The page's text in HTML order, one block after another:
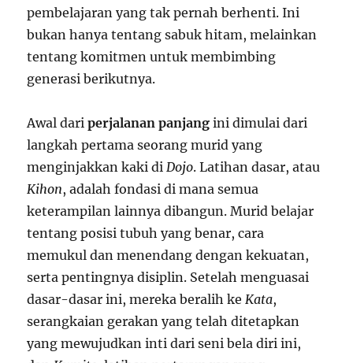
pembelajaran yang tak pernah berhenti. Ini
bukan hanya tentang sabuk hitam, melainkan
tentang komitmen untuk membimbing
generasi berikutnya.
Awal dariperjalanan panjang ini dimulai dari
langkah pertama seorang murid yang
menginjakkan kaki diDojo. Latihan dasar, atau
Kihon, adalah fondasi di mana semua
keterampilan lainnya dibangun. Murid belajar
tentang posisi tubuh yang benar, cara
memukul dan menendang dengan kekuatan,
serta pentingnya disiplin. Setelah menguasai
dasar-dasar ini, mereka beralih keKata,
serangkaian gerakan yang telah ditetapkan
yang mewujudkan inti dari seni bela diri ini,